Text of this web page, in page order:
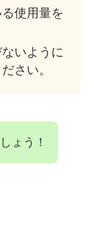
使用量を
いように
さい。
ょう！